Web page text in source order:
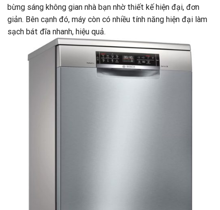
bừng sáng không gian nhà bạn nhờ thiết kế hiện đại, đơn
giản. Bên cạnh đó, máy còn có nhiều tính năng hiện đại làm
sạch bát đĩa nhanh, hiệu quả.